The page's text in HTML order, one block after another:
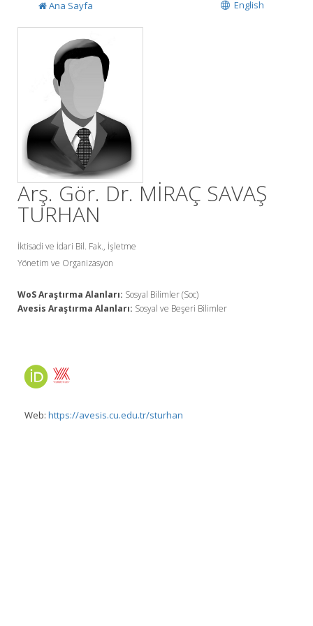
English
Ana Sayfa
Arş. Gör. Dr. MİRAÇ SAVAŞ
TURHAN
İktisadi ve İdari Bil. Fak., İşletme
Yönetim ve Organizasyon
WoS Araştırma Alanları: Sosyal Bilimler (Soc)
Avesis Araştırma Alanları: Sosyal ve Beşeri Bilimler
Web: https://avesis.cu.edu.tr/sturhan